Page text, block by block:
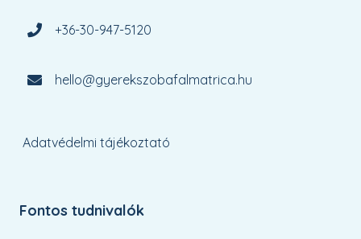
+36-30-947-5120
hello@gyerekszobafalmatrica.hu
Adatvédelmi tájékoztató
Fontos tudnivalók